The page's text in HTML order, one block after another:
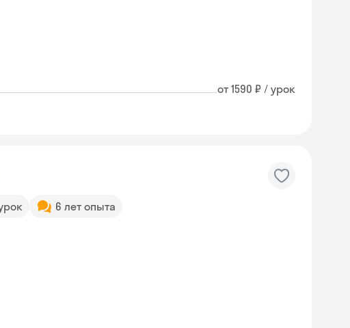
от 1590 ₽ / урок
6 лет опыта